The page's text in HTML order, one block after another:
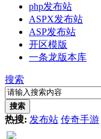
php发布站
ASPX发布站
ASP发布站
开区模版
一条龙版本库
搜索
搜索
热搜: 发布站 传奇手游